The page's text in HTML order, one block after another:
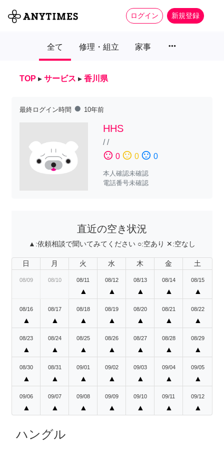
ログイン 新規登録
全て 修理・組立 家事 more_horiz
TOP ▸ サービス ▸ 香川県
最終ログイン時間 fiber_manual_record 10年前
HHS
//
sentiment_satisfied 0 sentiment_neutral 0 sentiment_dissatisfied 0
本人確認未確認
電話番号未確認
直近の空き状況
▲:依頼相談で聞いてみてください ○:空あり ✕:空なし
日 月 火 水 木 金 土
08/09 08/10 08/11
▲
08/12
▲
08/13
▲
08/14
▲
08/15
▲
08/16
▲
08/17
▲
08/18
▲
08/19
▲
08/20
▲
08/21
▲
08/22
▲
08/23
▲
08/24
▲
08/25
▲
08/26
▲
08/27
▲
08/28
▲
08/29
▲
08/30
▲
08/31
▲
09/01
▲
09/02
▲
09/03
▲
09/04
▲
09/05
▲
09/06
▲
09/07
▲
09/08
▲
09/09
▲
09/10
▲
09/11
▲
09/12
▲
ハングル